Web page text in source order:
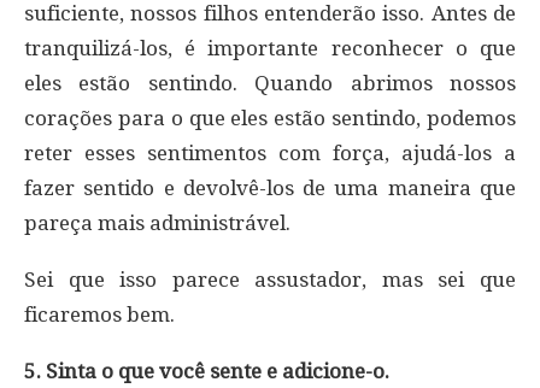
suficiente, nossos filhos entenderão isso. Antes de
tranquilizá-los, é importante reconhecer o que
eles estão sentindo. Quando abrimos nossos
corações para o que eles estão sentindo, podemos
reter esses sentimentos com força, ajudá-los a
fazer sentido e devolvê-los de uma maneira que
pareça mais administrável.
Sei que isso parece assustador, mas sei que
ficaremos bem.
5. Sinta o que você sente e adicione-o.